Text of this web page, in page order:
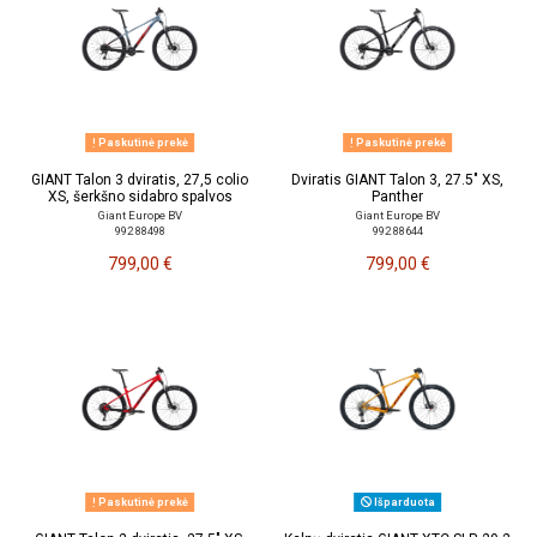
Paskutinė prekė
GIANT Talon 3 dviratis, 27,5 colio
XS, šerkšno sidabro spalvos
Giant Europe BV
992 88498
799,00 €
Paskutinė prekė
Dviratis GIANT Talon 3, 27.5" XS,
Panther
Giant Europe BV
992 88644
799,00 €
Paskutinė prekė Išparduota